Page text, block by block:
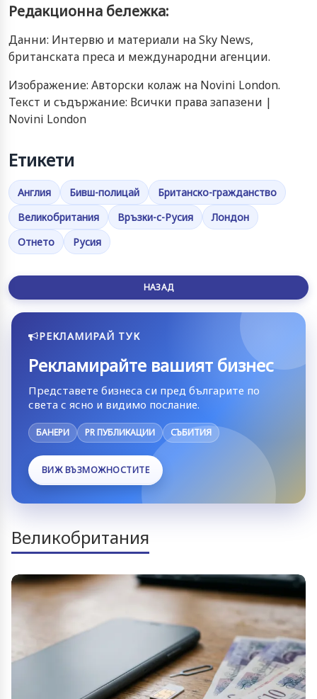
Редакционна бележка:
Данни: Интервю и материали на Sky News,
британската преса и международни агенции.
Изображение: Авторски колаж на Novini London.
Текст и съдържание: Всички права запазени |
Novini London
Етикети
Англия Бивш-полицай
Британско-гражданство
Великобритания
Връзки-с-Русия
Лондон
Отнето
Русия
НАЗАД
РЕКЛАМИРАЙ ТУК
Рекламирайте вашият бизнес
Представете бизнеса си пред българите по
света с ясно и видимо послание.
БАНЕРИ PR ПУБЛИКАЦИИ СЪБИТИЯ
ВИЖ ВЪЗМОЖНОСТИТЕ
Великобритания